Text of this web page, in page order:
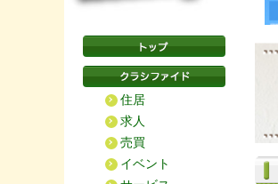
住居
求人
売買
イベント